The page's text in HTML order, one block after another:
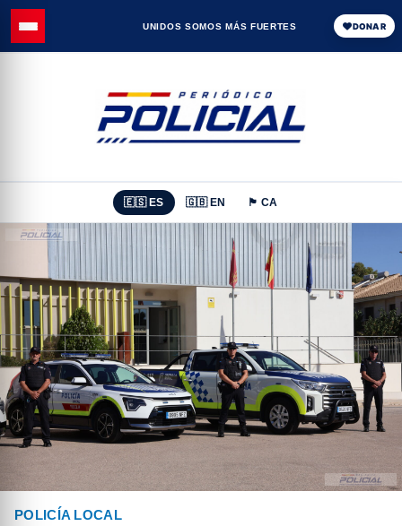
UNIDOS SOMOS MÁS FUERTES DONAR
🇪🇸 ES 🇬🇧 EN 🏴 CA
POLICÍA LOCAL